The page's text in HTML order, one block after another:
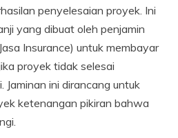
penyelesaian proyek. Ini
yang dibuat oleh penjamin
Insurance) untuk membayar
proyek tidak selesai
Jaminan ini dirancang untuk
ketenangan pikiran bahwa